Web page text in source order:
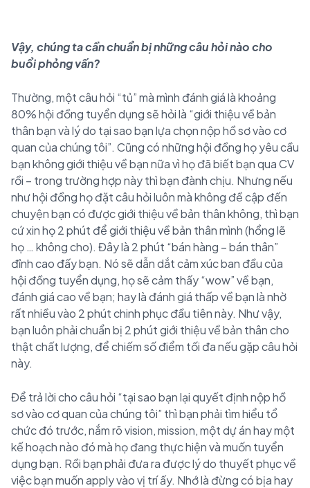
Vậy, chúng ta cần chuẩn bị những câu hỏi nào cho
buổi phỏng vấn?
Thường, một câu hỏi “tủ” mà mình đánh giá là khoảng
80% hội đồng tuyển dụng sẽ hỏi là “giới thiệu về bản
thân bạn và lý do tại sao bạn lựa chọn nộp hồ sơ vào cơ
quan của chúng tôi”. Cũng có những hội đồng họ yêu cầu
bạn không giới thiệu về bạn nữa vì họ đã biết bạn qua CV
rồi – trong trường hợp này thì bạn đành chịu. Nhưng nếu
như hội đồng họ đặt câu hỏi luôn mà không đề cập đến
chuyện bạn có được giới thiệu về bản thân không, thì bạn
cứ xin họ 2 phút để giới thiệu về bản thân mình (hổng lẽ
họ … không cho). Đây là 2 phút “bán hàng – bán thân”
đỉnh cao đấy bạn. Nó sẽ dẫn dắt cảm xúc ban đầu của
hội đồng tuyển dụng, họ sẽ cảm thấy “wow” về bạn,
đánh giá cao về bạn; hay là đánh giá thấp về bạn là nhờ
rất nhiều vào 2 phút chinh phục đầu tiên này. Như vậy,
bạn luôn phải chuẩn bị 2 phút giới thiệu về bản thân cho
thật chất lượng, để chiếm số điểm tối đa nếu gặp câu hỏi
này.
Để trả lời cho câu hỏi “tại sao bạn lại quyết định nộp hồ
sơ vào cơ quan của chúng tôi” thì bạn phải tìm hiểu tổ
chức đó trước, nắm rõ vision, mission, một dự án hay một
kế hoạch nào đó mà họ đang thực hiện và muốn tuyển
dụng bạn. Rồi bạn phải đưa ra được lý do thuyết phục về
việc bạn muốn apply vào vị trí ấy. Nhớ là đừng có bịa hay